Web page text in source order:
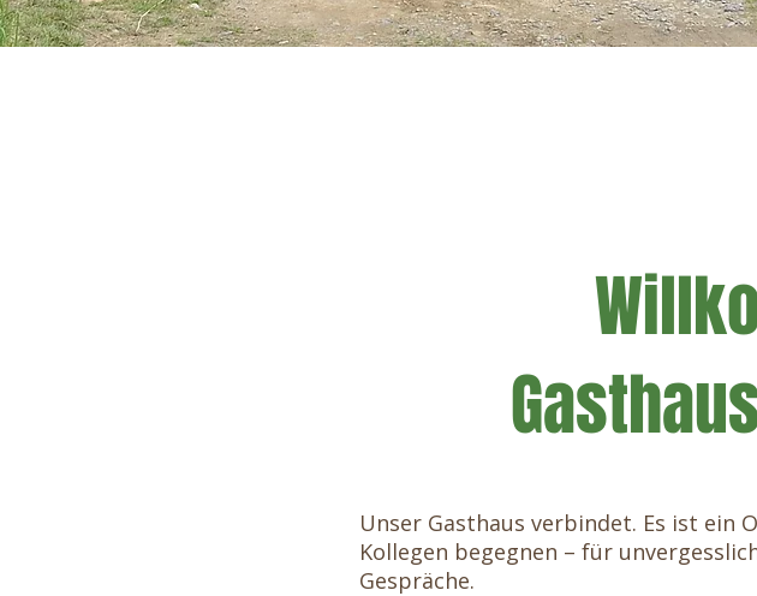
Unser Gasthaus verbindet. Es ist ein
Kollegen begegnen – für
Gespräche.